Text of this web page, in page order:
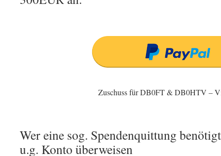
Zuschuss für DB0FT & DB0HTV –
Wer eine sog. Spendenquittung
u.g. Konto überweisen